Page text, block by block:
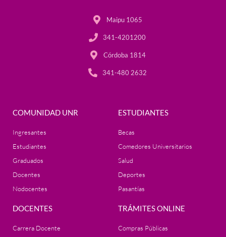
Maipu 1065
341-4201200
Córdoba 1814
341-480 2632
COMUNIDAD UNR
Ingresantes
Estudiantes
Graduados
Docentes
Nodocentes
ESTUDIANTES
Becas
Comedores Universitarios
Salud
Deportes
Pasantías
DOCENTES
Carrera Docente
TRÁMITES ONLINE
Compras Públicas